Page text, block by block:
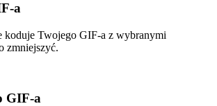
a
koduje Twojego GIF-a z wybranymi
zmniejszyć.
GIF-a